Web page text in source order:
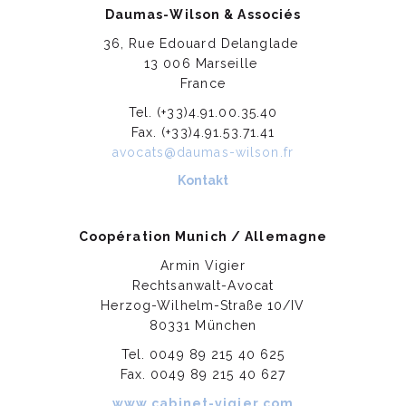
Daumas-Wilson & Associés
36, Rue Edouard Delanglade
13 006 Marseille
France
Tel. (+33)4.91.00.35.40
Fax. (+33)4.91.53.71.41
avocats@daumas-wilson.fr
Kontakt
Coopération Munich / Allemagne
Armin Vigier
Rechtsanwalt-Avocat
Herzog-Wilhelm-Straße 10/IV
80331 München
Tel. 0049 89 215 40 625
Fax. 0049 89 215 40 627